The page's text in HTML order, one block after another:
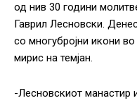
од нив 30 години
Гаврил Лесновски.
со многубројни икони
мирис на темјан.
-Лесновскиот манастир